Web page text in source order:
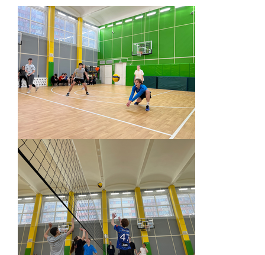
О лицее
Визитная карточка
Учительская
Контакты и местонахождение
Экскурсии по лицею
Материально-техническая база
Платные образовательные услуги
История лицея
Документы
Антимонопольный комплаенс
Уставные документы